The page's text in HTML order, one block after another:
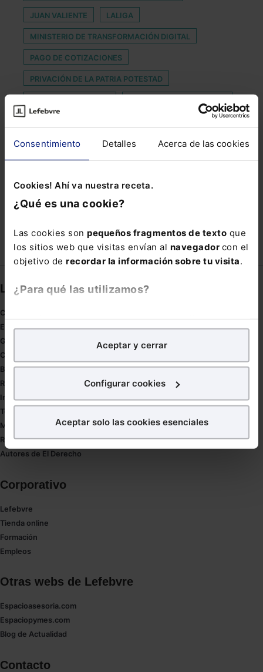
Consentimiento Detalles Acerca de las cookies
Cookies! Ahí va nuestra receta.
¿Qué es una cookie?
Las cookies son pequeños fragmentos de texto que
los sitios web que visitas envían al navegador con el
objetivo de recordar la información sobre tu visita.
¿Para qué las utilizamos?
analíticospara tratar demejorar tu experienciaen
nuestra página web. También con fines publicitarios,
para poder mostrarte publicidad y contenidos de tu
¿Qué puedes hacer?
en la web sea óptima
También puedes
Aceptar y cerrar
Configurar cookies
Aceptar solo las cookies esenciales
JUAN VALIENTE LALIGA
MINISTERIO DE TRANSFORMACIÓN DIGITAL
PAGO DE COTIZACIONES
PRIVACIÓN DE LA PATRIA POTESTAD
RECONOCIMIENTO COMPLACENCIA
SECTOR INDUSTRIAL TAG
TRABAJADOR EXTRANJERO
ZARDOYA
Links directos
Coronavirus
Estudio de salud abogacía
Gestión de despachos
Compliance
Buenas Prácticas Tributarias
RGPD
Innovación
Tesauro
Mapa web
Redirect sitemap
Autores de El Derecho
Corporativo
Lefebvre
Tienda online
Formación
Empleos
Otras webs de Lefebvre
Espacioasesoria.com
Espaciopymes.com
Blog de Actualidad
Contacto